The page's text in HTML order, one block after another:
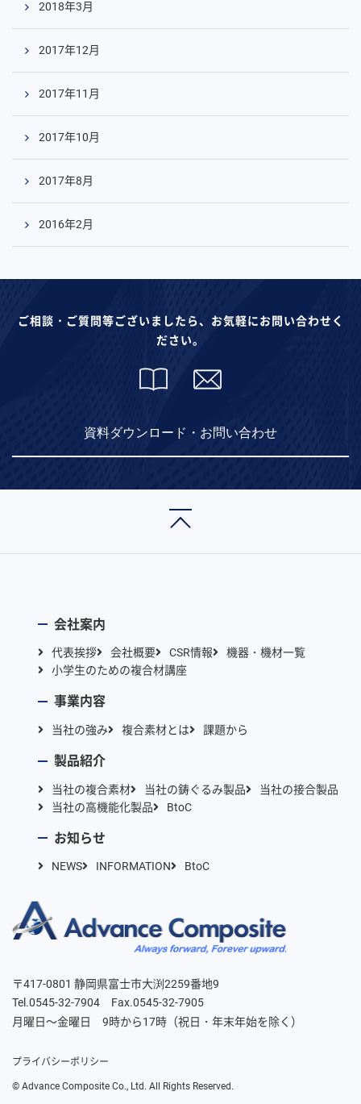
2018年3月
2017年12月
2017年11月
2017年10月
2017年8月
2016年2月
ご相談・ご質問等ございましたら、お気軽にお問い合わせく
ださい。
資料ダウンロード・お問い合わせ
〒417-0801 静岡県富士市大渕2259番地9
Tel.0545-32-7904 Fax.0545-32-7905
月曜日～金曜日 9時から17時（祝日・年末年始を除く）
プライバシーポリシー
©︎ Advance Composite Co., Ltd. All Rights Reserved.
会社案内
代表挨拶 会社概要 CSR情報
機器・機材一覧
小学生のための複合材講座
事業内容
当社の強み 複合素材とは 課題から
製品紹介
当社の複合素材 当社の鋳ぐるみ製品
当社の接合製品
当社の高機能化製品
BtoC
お知らせ
NEWS INFORMATION BtoC